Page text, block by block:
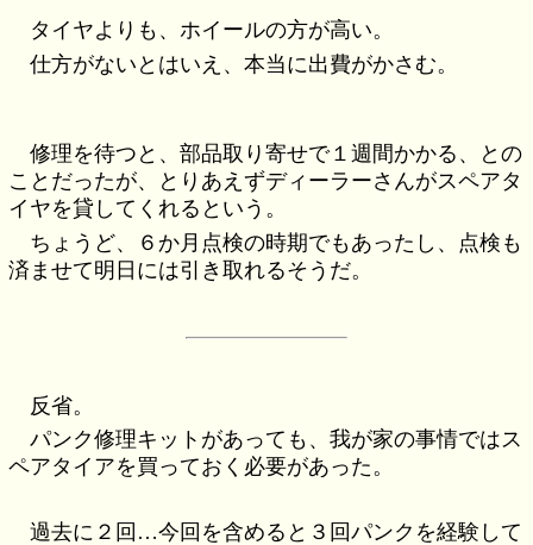
タイヤよりも、ホイールの方が高い。
仕方がないとはいえ、本当に出費がかさむ。
修理を待つと、部品取り寄せで１週間かかる、との
ことだったが、とりあえずディーラーさんがスペアタ
イヤを貸してくれるという。
ちょうど、６か月点検の時期でもあったし、点検も
済ませて明日には引き取れるそうだ。
反省。
パンク修理キットがあっても、我が家の事情ではス
ペアタイアを買っておく必要があった。
過去に２回…今回を含めると３回パンクを経験して